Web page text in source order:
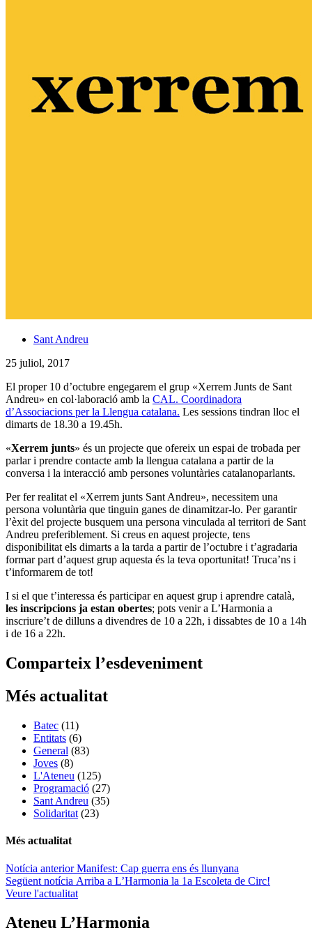
Sant Andreu
25 juliol, 2017
El proper 10 d’octubre engegarem el grup «Xerrem Junts de Sant
Andreu» en col·laboració amb la CAL. Coordinadora
d’Associacions per la Llengua catalana. Les sessions tindran lloc el
dimarts de 18.30 a 19.45h.
«Xerrem junts» és un projecte que ofereix un espai de trobada per
parlar i prendre contacte amb la llengua catalana a partir de la
conversa i la interacció amb persones voluntàries catalanoparlants.
Per fer realitat el «Xerrem junts Sant Andreu», necessitem una
persona voluntària que tinguin ganes de dinamitzar-lo. Per garantir
l’èxit del projecte busquem una persona vinculada al territori de Sant
Andreu preferiblement. Si creus en aquest projecte, tens
disponibilitat els dimarts a la tarda a partir de l’octubre i t’agradaria
formar part d’aquest grup aquesta és la teva oportunitat! Truca’ns i
t’informarem de tot!
I si el que t’interessa és participar en aquest grup i aprendre català,
les inscripcions ja estan obertes; pots venir a L’Harmonia a
inscriure’t de dilluns a divendres de 10 a 22h, i dissabtes de 10 a 14h
i de 16 a 22h.
Comparteix l’esdeveniment
Més actualitat
Batec (11)
Entitats (6)
General (83)
Joves (8)
L'Ateneu (125)
Programació (27)
Sant Andreu (35)
Solidaritat (23)
Més actualitat
Navegació
d'entrades
Notícia anterior Manifest: Cap guerra ens és llunyana
Següent notícia Arriba a L’Harmonia la 1a Escoleta de Circ!
Veure l'actualitat
Ateneu L’Harmonia